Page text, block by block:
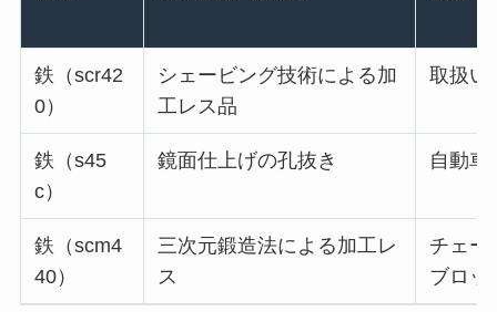
鉄（scr42
0）
シェービング技術による加
工レス品
取扱い
鉄（s45
c）
鏡面仕上げの孔抜き 自動車
鉄（scm4
40）
三次元鍛造法による加工レ
ス
チェー
ブロッ